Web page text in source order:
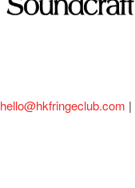
hello@hkfringeclub.com |